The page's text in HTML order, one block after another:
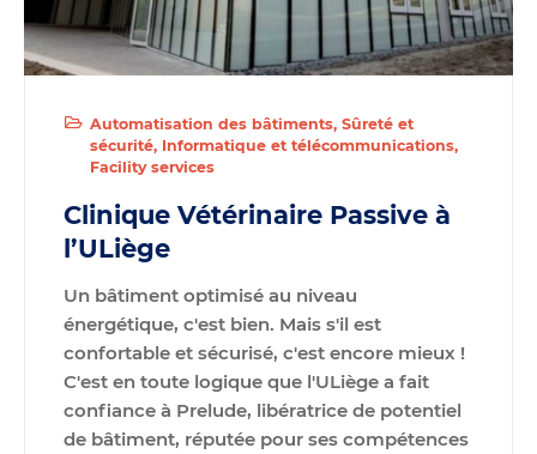
Automatisation des bâtiments Sûreté et
sécurité Informatique et télécommunications
Facility services
Clinique Vétérinaire Passive à
l’ULiège
Un bâtiment optimisé au niveau
énergétique, c'est bien. Mais s'il est
confortable et sécurisé, c'est encore mieux !
C'est en toute logique que l'ULiège a fait
confiance à Prelude, libératrice de potentiel
de bâtiment, réputée pour ses compétences